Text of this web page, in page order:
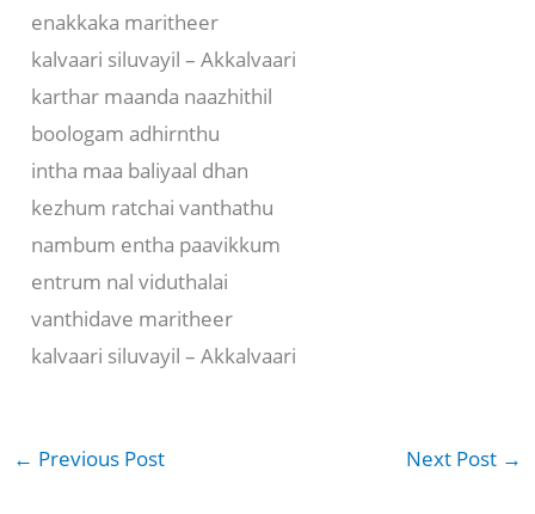
enakkaka maritheer
kalvaari siluvayil – Akkalvaari
karthar maanda naazhithil
boologam adhirnthu
intha maa baliyaal dhan
kezhum ratchai vanthathu
nambum entha paavikkum
entrum nal viduthalai
vanthidave maritheer
kalvaari siluvayil – Akkalvaari
← Previous Post Next Post →